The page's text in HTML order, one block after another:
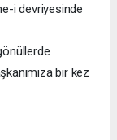
i devriyesinde
bir kez